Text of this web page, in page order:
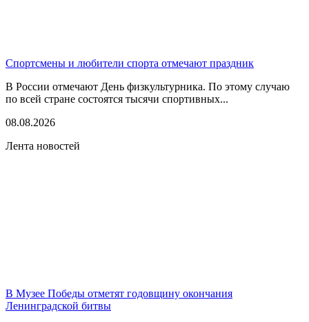
Спортсмены и любители спорта отмечают праздник
В России отмечают День физкультурника. По этому случаю
по всей стране состоятся тысячи спортивных...
08.08.2026
Лента новостей
В Музее Победы отметят годовщину окончания
Ленинградской битвы